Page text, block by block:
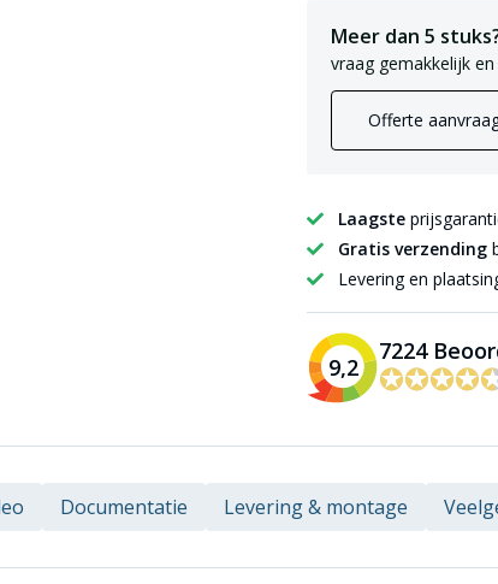
Meer dan 5
vraag gemakkelijk
Offerte
Laagste
Gratis verzending
Levering en
9,2
7224
Documentatie Levering & montage